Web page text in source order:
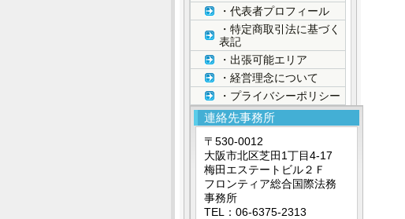
・代表者プロフィール
・特定商取引法に基づく
表記
・出張可能エリア
・経営理念について
・プライバシーポリシー
連絡先事務所
〒530-0012
大阪市北区芝田1丁目4-17
梅田エステートビル２Ｆ
フロンティア総合国際法務
事務所
TEL：06-6375-2313